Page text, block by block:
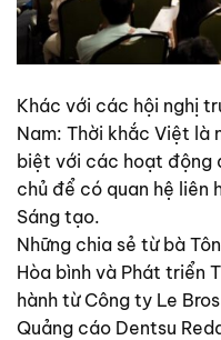
Khác với các hội nghị
Nam: Thời khắc Việt là
biệt với các hoạt động
chủ để có quan hệ liên
Sáng tạo.
Những chia sẻ từ bà
Hòa bình và Phát triển
hành từ Công ty Le
Quảng cáo Dentsu